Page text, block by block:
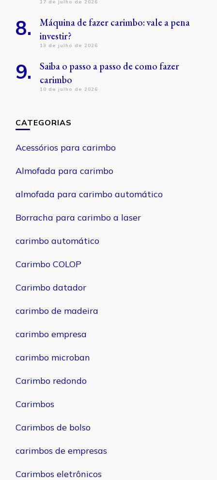
17 de julho de 2026
Máquina de fazer carimbo: vale a pena
investir?
13 de julho de 2026
Saiba o passo a passo de como fazer
carimbo
10 de julho de 2026
CATEGORIAS
Acessórios para carimbo
Almofada para carimbo
almofada para carimbo automático
Borracha para carimbo a laser
carimbo automático
Carimbo COLOP
Carimbo datador
carimbo de madeira
carimbo empresa
carimbo microban
Carimbo redondo
Carimbos
Carimbos de bolso
carimbos de empresas
Carimbos eletrônicos